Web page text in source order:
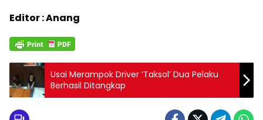
Editor : Anang
Usai Merampok Driver ‘Taksol’ Dua Pelaku
Berhasil Ditangkap